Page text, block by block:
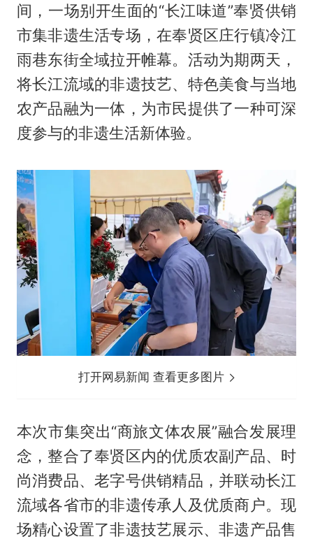
间，一场别开生面的“长江味道”奉贤供销
市集非遗生活专场，在奉贤区庄行镇冷江
雨巷东街全域拉开帷幕。活动为期两天，
将长江流域的非遗技艺、特色美食与当地
农产品融为一体，为市民提供了一种可深
度参与的非遗生活新体验。
打开网易新闻 查看更多图片
本次市集突出“商旅文体农展”融合发展理
念，整合了奉贤区内的优质农副产品、时
尚消费品、老字号供销精品，并联动长江
流域各省市的非遗传承人及优质商户。现
场精心设置了非遗技艺展示、非遗产品售